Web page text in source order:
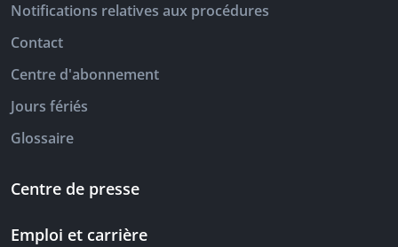
Notifications relatives aux procédures
Contact
Centre d'abonnement
Jours fériés
Glossaire
Centre de presse
Emploi et carrière